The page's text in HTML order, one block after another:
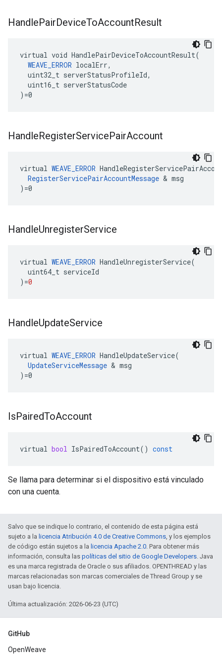
HandlePairDeviceToAccountResult
virtual void HandlePairDeviceToAccountResult(
WEAVE_ERROR localErr,
  uint32_t serverStatusProfileId,
  uint16_t serverStatusCode
)=0
HandleRegisterServicePairAccount
virtual WEAVE_ERROR
RegisterServicePairAccountMessage & msg
)=0
HandleUnregisterService
virtual WEAVE_ERROR HandleUnregisterService(
uint64_t serviceId
) =0
HandleUpdateService
virtual WEAVE_ERROR HandleUpdateService(
UpdateServiceMessage & msg
)=0
IsPairedToAccount
virtual bool IsPairedToAccount() const
Se llama para determinar si el dispositivo está vinculado
con una cuenta.
Salvo que se indique lo contrario, el contenido de esta página está
sujeto a la licencia Atribución 4.0 de Creative Commons, y los ejemplos
de código están sujetos a la licencia Apache 2.0. Para obtener más
información, consulta las políticas del sitio de Google Developers. Java
es una marca registrada de Oracle o sus afiliados. OPENTHREAD y las
marcas relacionadas son marcas comerciales de Thread Group y se
usan bajo licencia.
Última actualización: 2026-06-23 (UTC)
GitHub
OpenWeave